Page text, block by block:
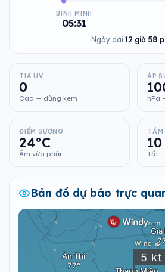
BÌNH MINH
05:31
Ngày dài 12 giờ 58
TIA UV
0
Cao — dùng kem
ÁP
hPa
ĐIỂM SƯƠNG
24°C
Ẩm vừa phải
TẦM
Tốt
Bản đồ dự báo trực